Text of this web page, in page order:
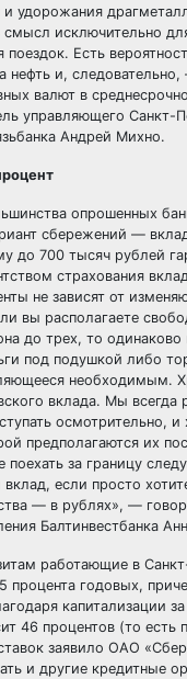
удорожания
смысл исключительно
Есть
нефть и,
валют в
управляющего Санкт-
Андрей Михно.
опрошенных
сбережений —
до 700 тысяч рублей
страхования
не зависят от
вы располагаете
до трех, то
под подушкой либо
необходимым.
вклада. Мы всегда
осмотрительно, и
предполагаются их
поехать за границу
если просто
— в рублях», —
Балтинвестбанка
работающие в
процента годовых,
капитализации
46 процентов (то есть
заявило ОАО
и другие кредитные